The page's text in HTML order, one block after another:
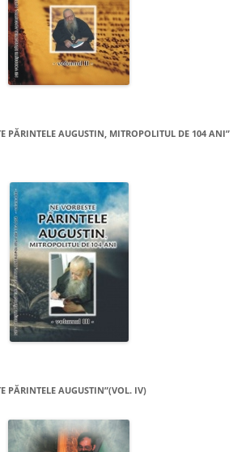
PĂRINTELE AUGUSTIN, MITROPOLITUL DE 104 ANI”
PĂRINTELE AUGUSTIN”(VOL. IV)